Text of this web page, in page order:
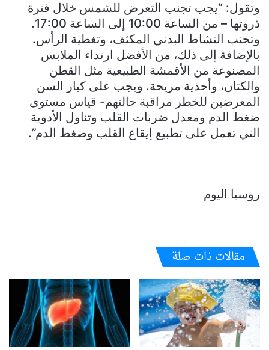
وتقول: “يجب تجنب التعرض للشمس خلال فترة
ذروتها – من الساعة 10:00 إلى الساعة 17:00.
وتجنب النشاط البدني المكثف، وتغطية الرأس.
بالإضافة إلى ذلك، من الأفضل ارتداء الملابس
المصنوعة من الأقمشة الطبيعية مثل القطن
والكتان، وأحذية مريحة. ويجب على كبار السن
المعرضين للخطر مراقبة حالتهم- قياس مستوى
ضغط الدم ومعدل ضربات القلب وتناول الأدوية
التي تعمل على تطبيع إيقاع القلب وضغط الدم”.
روسيا اليوم
مقالات ذات صلة